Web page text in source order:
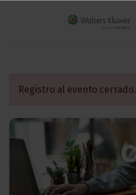
Registro al evento cerrado.